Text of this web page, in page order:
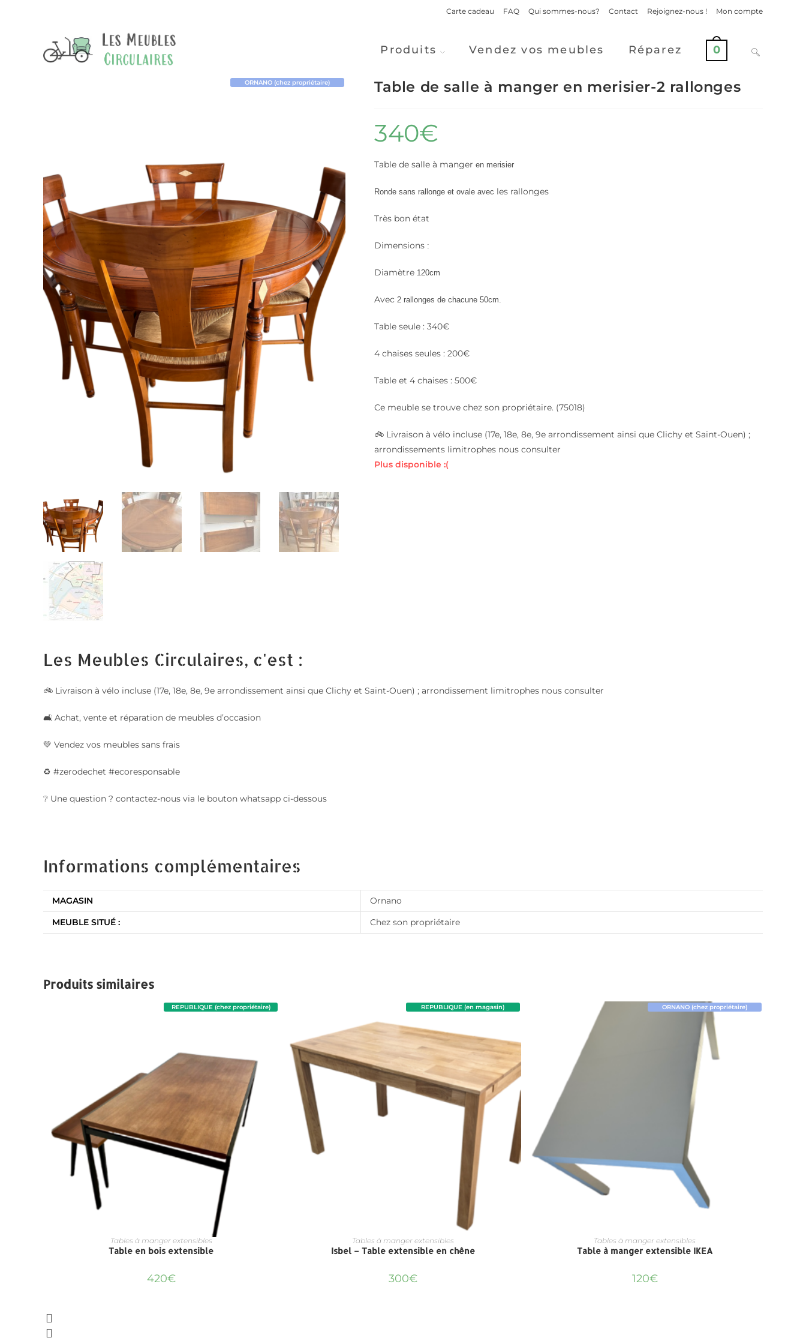
Carte cadeau FAQ Qui sommes-nous? Contact Rejoignez-nous ! Mon compte
Produits Vendez vos meubles Réparez 0
ORNANO (chez propriétaire) Table de salle à manger en merisier-2 rallonges
340€
Table de salle à manger en merisier
Ronde sans rallonge et ovale avec les rallonges
Très bon état
Dimensions :
Diamètre 120cm
Avec 2 rallonges de chacune 50cm.
Table seule : 340€
4 chaises seules : 200€
Table et 4 chaises : 500€
Ce meuble se trouve chez son propriétaire. (75018)
🚲 Livraison à vélo incluse (17e, 18e, 8e, 9e arrondissement ainsi que Clichy et Saint-Ouen) ;
arrondissements limitrophes nous consulter
Plus disponible :(
Les Meubles Circulaires, c'est :
🚲 Livraison à vélo incluse (17e, 18e, 8e, 9e arrondissement ainsi que Clichy et Saint-Ouen) ; arrondissement limitrophes nous consulter
🛋️ Achat, vente et réparation de meubles d’occasion
💚 Vendez vos meubles sans frais
♻️ #zerodechet #ecoresponsable
❔ Une question ? contactez-nous via le bouton whatsapp ci-dessous
Informations complémentaires
MAGASIN
Ornano
MEUBLE SITUÉ :
Chez son propriétaire
Produits similaires
REPUBLIQUE (chez propriétaire)
Tables à manger extensibles
Table en bois extensible
420€
REPUBLIQUE (en magasin)
Tables à manger extensibles
Isbel – Table extensible en chêne
300€
ORNANO (chez propriétaire)
Tables à manger extensibles
Table à manger extensible IKEA
120€